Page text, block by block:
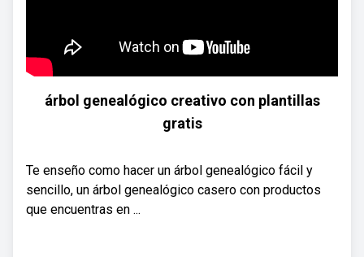
árbol genealógico creativo con plantillas
gratis
Te enseño como hacer un árbol genealógico fácil y
sencillo, un árbol genealógico casero con productos
que encuentras en ...